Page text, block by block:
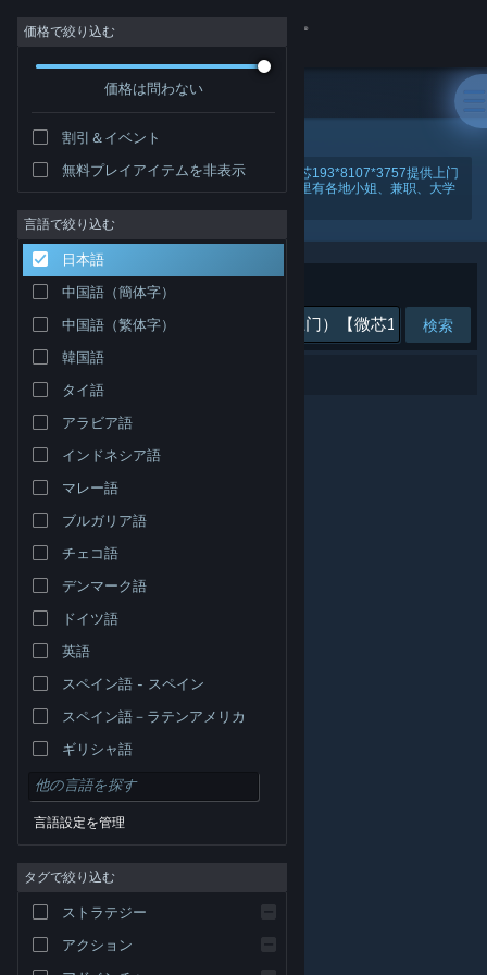
サインイン
コミュニティ
詳細
サポート
言語を変更
Steamモバイルアプリを入手
デスクトップウェブサイトを表示
© Valve Corporation. All rights reserved. 商標はすべて米
国およびその他の国の各社が所有します。
用規約| 返金| Cookie
価格で絞り込む
価格は問わない
割引＆イベント
無料プレイアイテムを非表示
言語で絞り込む
日本語
中国語（簡体字）
中国語（繁体字）
韓国語
タイ語
アラビア語
インドネシア語
マレー語
ブルガリア語
チェコ語
デンマーク語
ドイツ語
英語
スペイン語 - スペイン
スペイン語－ラテンアメリカ
ギリシャ語
言語設定を管理
タグで絞り込む
ストラテジー
アクション
"上海金山区美女上门特殊服务（美女上门）【微芯193*8107*3757提供上门
服务】【见面满意再给钱，当面给钱更安全】-这里有各地小姐、兼职、大学
並べ替え 適合性
検索